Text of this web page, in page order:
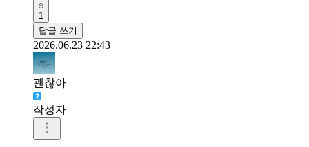
1
답글 쓰기
2026.06.23 22:43
괜찮아
작성자